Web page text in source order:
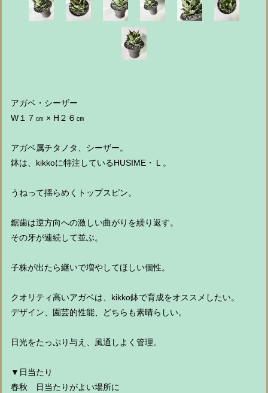
アガベ・シーザー
W１７㎝ × H２６㎝
アガベ属チタノタ、シーザー。
鉢は、kikkoに特注しているHUSIME・Ｌ。
うねって揺らめくトップスピン。
鋸歯は逆方向への激しい曲がりを繰り返す。
その牙が連続して並ぶ。
子株が出たら継いで増やしてほしい個性。
クオリティ高いアガベは、kikko鉢で育成をオススメしたい。
デザイン、園芸的性能、どちらも素晴らしい。
日光をたっぷり与え、風通しよく管理。
▼日当たり
春秋 日当たりがよい場所に